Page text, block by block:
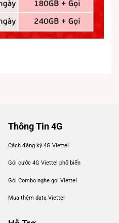
Thông Tin 4G
Cách đăng ký 4G Viettel
Gói cước 4G Viettel phổ biến
Gói Combo nghe gọi Viettel
Mua thêm data Viettel